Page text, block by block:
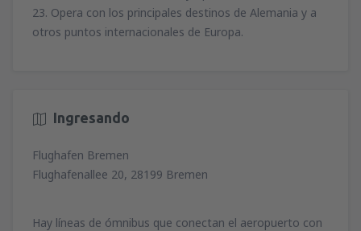
23. Opera con los principales destinos de Alemania y a
otros puntos internacionales de Europa.
Ingresando
Flughafen Bremen
Flughafenallee 20, 28199 Bremen
Hay líneas de ómnibus que conectan el aeropuerto con